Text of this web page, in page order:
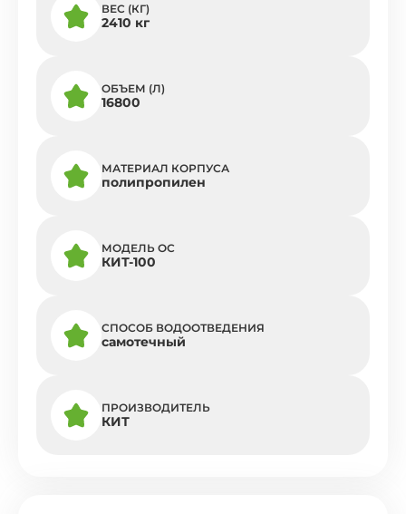
ВЕС (КГ)
2410 кг
ОБЪЕМ (Л)
16800
МАТЕРИАЛ КОРПУСА
полипропилен
МОДЕЛЬ ОС
КИТ-100
СПОСОБ ВОДООТВЕДЕНИЯ
самотечный
ПРОИЗВОДИТЕЛЬ
КИТ